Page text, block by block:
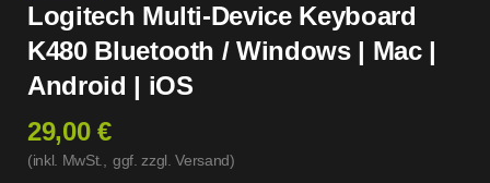
Logitech Multi-Device Keyboard
K480 Bluetooth / Windows | Mac |
Android | iOS
29,00 €
(inkl. MwSt., ggf. zzgl. Versand)